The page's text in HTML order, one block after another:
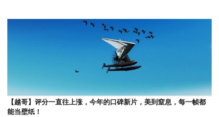
【越哥】评分一直往上涨，今年的口碑新片，美到窒息，每一帧都
能当壁纸！